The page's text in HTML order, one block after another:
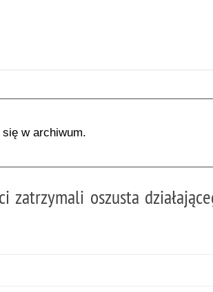
w archiwum.
zatrzymali oszusta